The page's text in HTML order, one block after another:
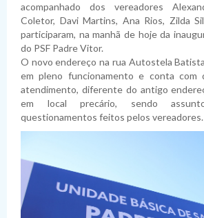
acompanhado dos vereadores
Coletor, Davi Martins, Ana Rios, Zilda
participaram, na manhã de hoje da
do PSF Padre Vitor.
O novo endereço na rua Autostela
em pleno funcionamento e conta com
atendimento, diferente do antigo
em local precário, sendo
questionamentos feitos pelos vereadores.